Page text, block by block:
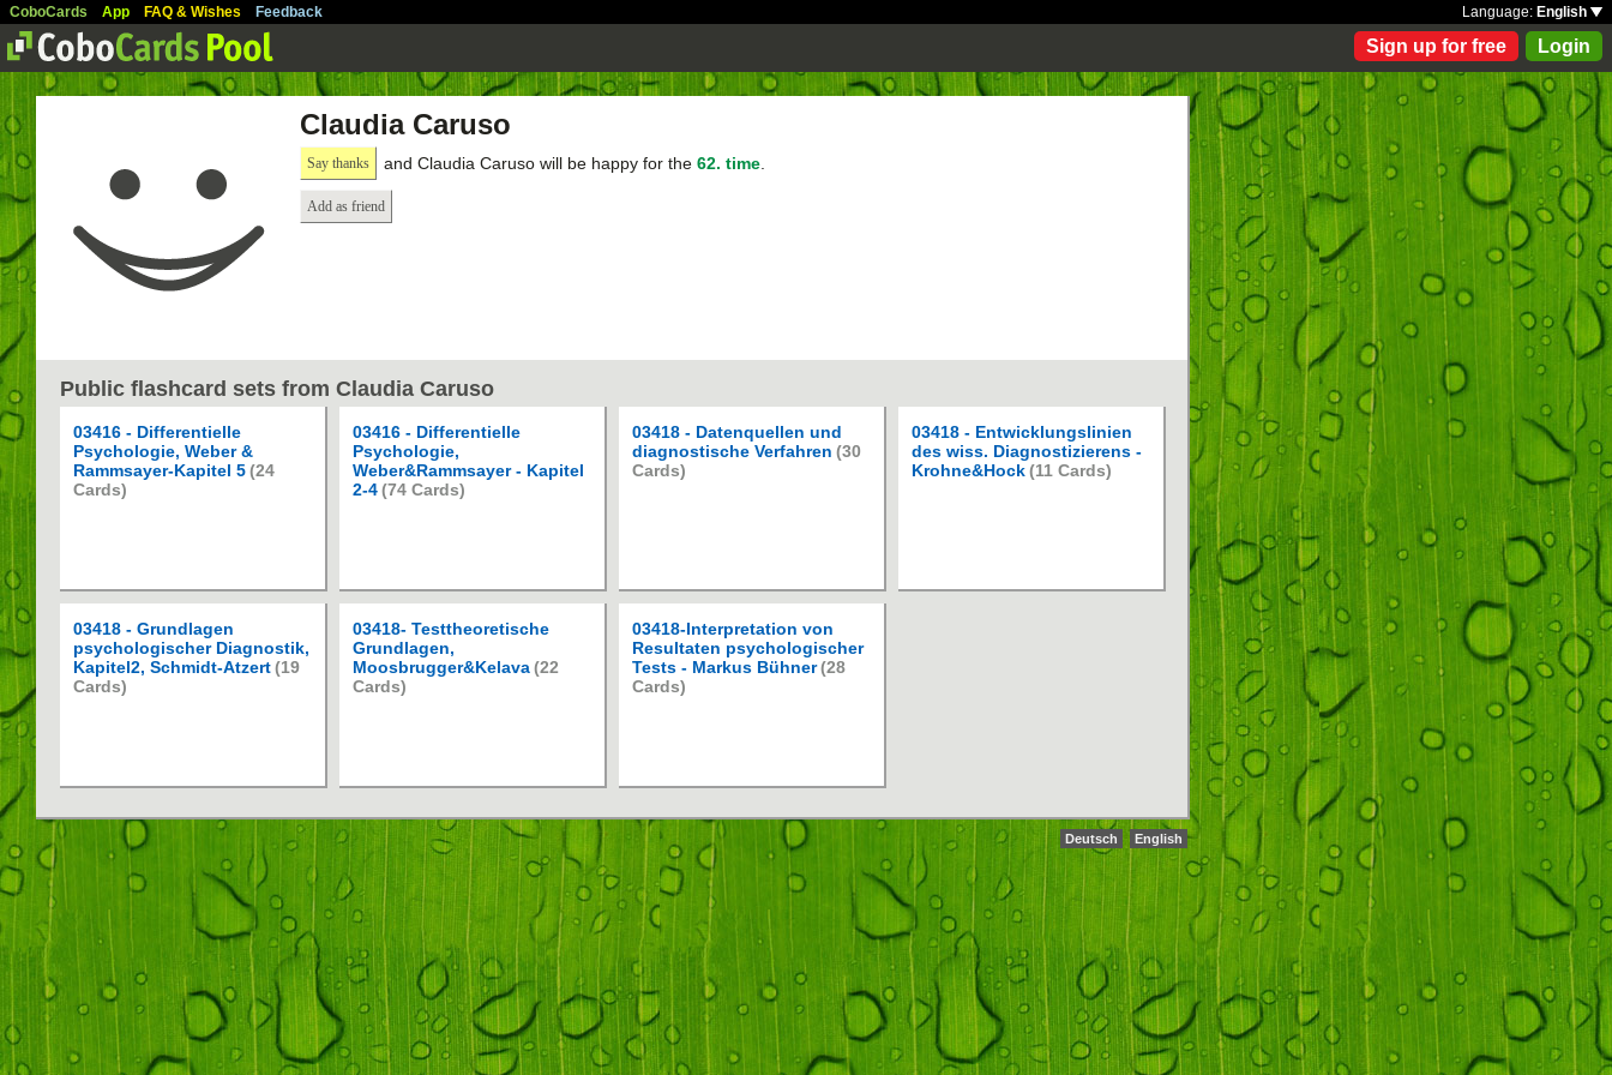
CoboCards App FAQ & Wishes Feedback Language: English
Sign up for free Login
Claudia Caruso
Say thanks and Claudia Caruso will be happy for the 62. time
Add as friend
Public flashcard sets from Claudia Caruso
03416 - Differentielle
Psychologie, Weber &
Rammsayer-Kapitel 5(24
Cards)
03416 - Differentielle
Psychologie,
Weber&Rammsayer - Kapitel
2-4(74 Cards)
03418 - Datenquellen und
diagnostische Verfahren (30
Cards)
03418 - Entwicklungslinien
des wiss. Diagnostizierens -
Krohne&Hock(11 Cards)
03418 - Grundlagen
psychologischer Diagnostik,
Kapitel2, Schmidt-Atzert(19
Cards)
03418- Testtheoretische
Grundlagen,
Moosbrugger&Kelava(22
Cards)
03418-Interpretation von
Resultaten psychologischer
Tests - Markus Bühner(28
Cards)
Deutsch English